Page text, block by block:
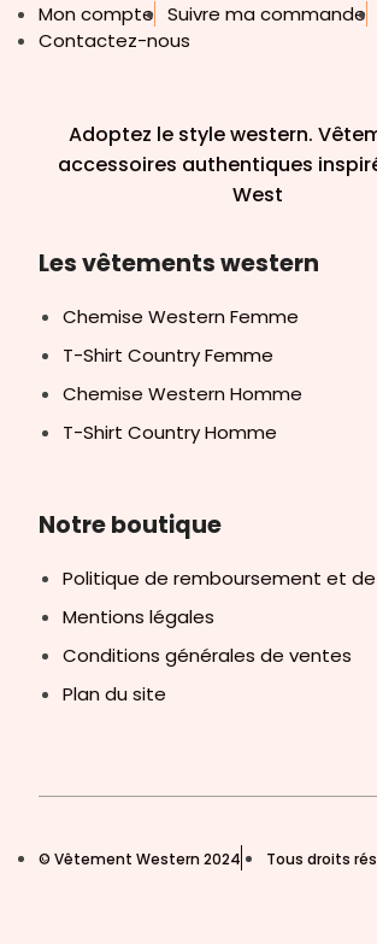
Mon compte Suivre ma commande
Contactez-nous
Adoptez le style western.
accessoires authentiques
West
Les vêtements western
Chemise Western Femme
T-Shirt Country Femme
Chemise Western Homme
T-Shirt Country Homme
Notre boutique
Politique de remboursement et
Mentions légales
Conditions générales de ventes
Plan du site
© Vêtement Western 2024 Tous droits